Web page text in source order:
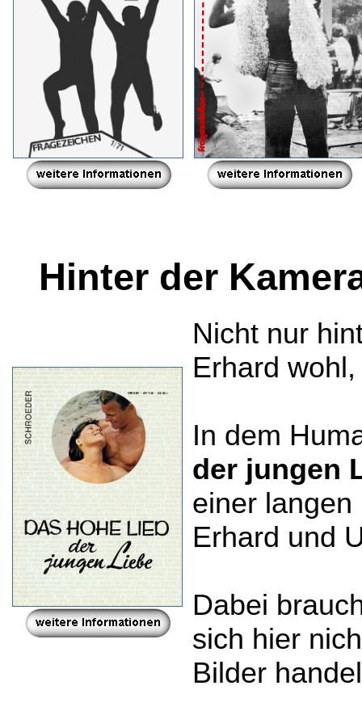
Hinter der
Nicht nur
Erhard
In dem
der jungen
einer
Erhard und
Dabei
sich hier
Bilder